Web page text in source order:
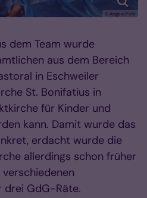
© Angela Pohl
dem Team wurde
aus dem Bereich
in Eschweiler
St. Bonifatius in
für Kinder und
kann. Damit wurde das
erdacht wurde die
allerdings schon früher
drei GdG-Räte.